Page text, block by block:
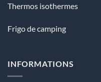
Thermos isothermes
Frigo de camping
INFORMATIONS